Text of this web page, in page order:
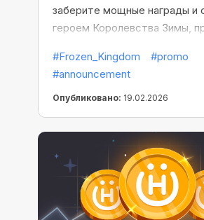
заберите мощные награды и
героем Королевства Зимы,
#Frozen_Kingdom
#promo
#announcement
Опубликовано: 19.02.2026